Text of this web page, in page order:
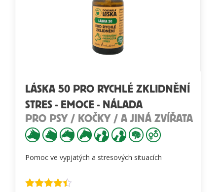
LÁSKA 50 PRO RYCHLÉ ZKLIDNĚNÍ
STRES - EMOCE - NÁLADA
PRO PSY / KOČKY / A JINÁ ZVÍŘATA
Pomoc ve vypjatých a stresových situacích